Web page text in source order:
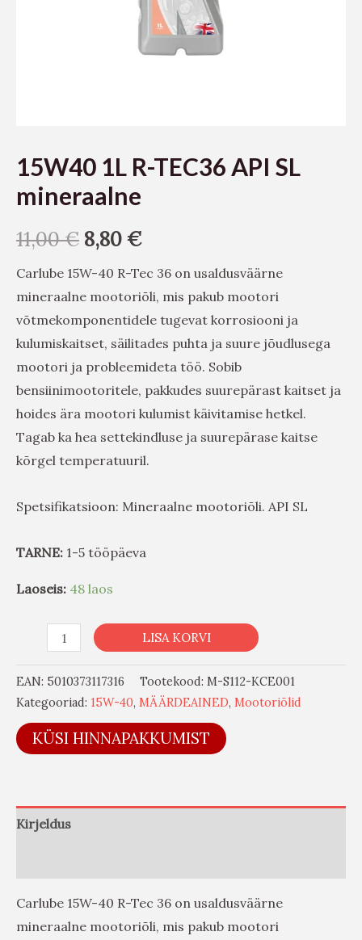
15W40 1L R-TEC36 API SL
mineraalne
11,00€ 8,80€
Carlube 15W-40 R-Tec 36 on usaldusväärne
mineraalne mootoriõli, mis pakub mootori
võtmekomponentidele tugevat korrosiooni ja
kulumiskaitset, säilitades puhta ja suure jõudlusega
mootori ja probleemideta töö. Sobib
bensiinimootoritele, pakkudes suurepärast kaitset ja
hoides ära mootori kulumist käivitamise hetkel.
Tagab ka hea settekindluse ja suurepärase kaitse
kõrgel temperatuuril.
Spetsifikatsioon: Mineraalne mootoriõli. API SL
TARNE: 1-5 tööpäeva
Laoseis: 48 laos
LISA KORVI
EAN: 5010373117316 Tootekood: M-S112-KCE001
Kategooriad: 15W-40, MÄÄRDEAINED, Mootoriõlid
KÜSI HINNAPAKKUMIST
Kirjeldus
Carlube 15W-40 R-Tec 36 on usaldusväärne
mineraalne mootoriõli, mis pakub mootori